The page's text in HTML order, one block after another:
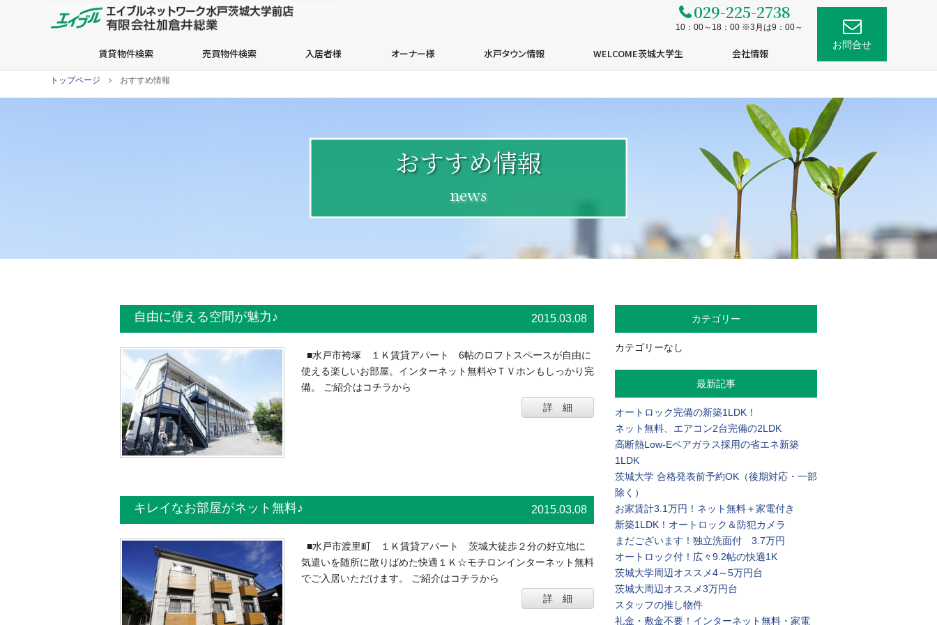
賃貸物件検索 売買物件検索 入居者様 オーナー様 水戸タウン情報 WELCOME茨城大学生 会社情報
029-225-2738
10：00～18：00 ※3月は9：00～
お問合せ
トップページ おすすめ情報
おすすめ情報
news
自由に使える空間が魅力♪ 2015.03.08
■水戸市袴塚 １Ｋ賃貸アパート 6帖のロフトスペースが自由に
使える楽しいお部屋。インターネット無料やＴＶホンもしっかり完
備。 ご紹介はコチラから
詳 細
キレイなお部屋がネット無料♪ 2015.03.08
■水戸市渡里町 １Ｋ賃貸アパート 茨城大徒歩２分の好立地に
気遣いを随所に散りばめた快適１Ｋ☆モチロンインターネット無料
でご入居いただけます。 ご紹介はコチラから
詳 細
カテゴリー
カテゴリーなし
最新記事
オートロック完備の新築1LDK！
ネット無料、エアコン2台完備の2LDK
高断熱Low-Eペアガラス採用の省エネ新築
1LDK
茨城大学 合格発表前予約OK（後期対応・一部
除く）
お家賃計3.1万円！ネット無料＋家電付き
新築1LDK！オートロック＆防犯カメラ
まだございます！独立洗面付 3.7万円
オートロック付！広々9.2帖の快適1K
茨城大学周辺オススメ4～5万円台
茨城大周辺オススメ3万円台
スタッフの推し物件
礼金・敷金不要！インターネット無料・家電